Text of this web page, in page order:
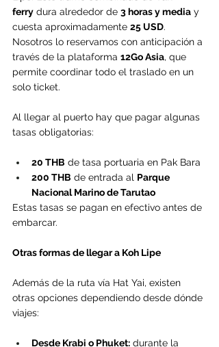
ferry dura alrededor de 3 horas y media y
cuesta aproximadamente 25 USD.
Nosotros lo reservamos con anticipación a
través de la plataforma 12Go Asia, que
permite coordinar todo el traslado en un
solo ticket.
Al llegar al puerto hay que pagar algunas
tasas obligatorias:
20 THB de tasa portuaria en Pak Bara
200 THB de entrada al Parque
Nacional Marino de Tarutao
Estas tasas se pagan en efectivo antes de
embarcar.
Otras formas de llegar a Koh Lipe
Además de la ruta vía Hat Yai, existen
otras opciones dependiendo desde dónde
viajes:
Desde Krabi o Phuket: durante la